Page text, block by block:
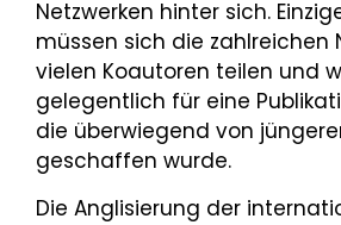
Netzwerken hinter sich.
müssen sich die zahlreichen
vielen Koautoren teilen und
gelegentlich für eine
die überwiegend von
geschaffen wurde.
Die Anglisierung der